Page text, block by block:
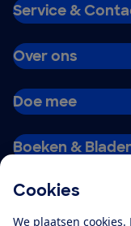
Cookies
We plaatsen
Service &
Over ons
Doe mee
Boeken &